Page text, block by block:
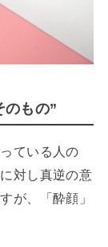
もの”
ている人の
対し真逆の意
が、「酔顔」